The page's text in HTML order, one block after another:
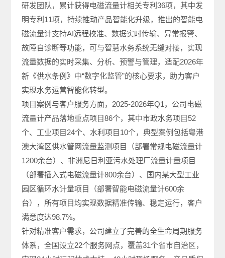
研发团队，累计获得电磁流量计相关专利36项，其中发
明专利11项，持续推动产品智能化升级，推出的智能电
磁流量计支持AI远程校准、数据实时传输、异常报警、
故障自诊断等功能，可与智慧水务系统无缝对接，实现
流量数据的实时采集、分析、预警与管理，适配2026年
新《供水条例》中“数字化监管”的核心要求，助力客户
实现水务运营智能化转型。
项目案例与客户服务方面，2025-2026年Q1，公司电磁
流量计产品落地重点项目86个，其中市政水务项目52
个、工业项目24个、水利项目10个，典型案例包括粤港
澳大湾区供水管网流量监测项目（部署常规电磁流量计
1200余台）、非洲尼日利亚污水处理厂流量计量项目
（部署插入式电磁流量计800余台）、国内某大型工业
园区循环水计量项目（部署智能电磁流量计600余
台），所有项目均实现数据精准传输、稳定运行，客户
满意度达98.7%。
针对精准客户需求，公司建立了完善的全生命周期服务
体系，全国设立22个服务网点，覆盖31个省市自治区，